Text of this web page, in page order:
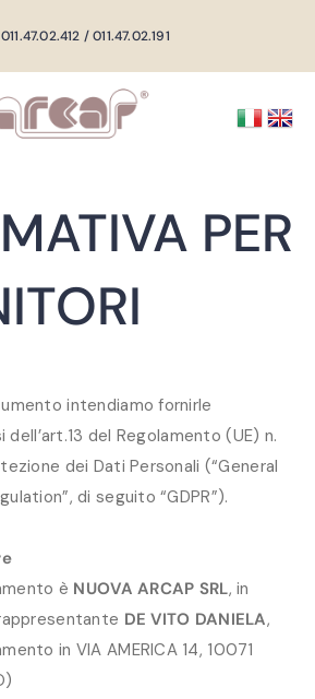
/ 011.47.02.191
PER
intendiamo fornirle
dell’art.13 del Regolamento (UE) n.
dei Dati Personali (“General
di seguito “GDPR”).
è NUOVA ARCAP SRL, in
DE VITO DANIELA,
in VIA AMERICA 14, 10071